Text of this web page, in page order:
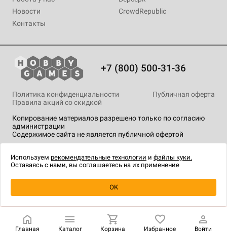
Купить| 3 490 ₽
Новости
Контакты
CrowdRepublic
+7 (800) 500-31-36
Копирование материалов разрешено только по согласию
администрации
Содержимое сайта не является публичной офертой
Политика конфиденциальности
Публичная оферта
Правила акций со скидкой
технологии.
Главная Каталог Корзина Избранное Войти
Используем рекомендательные технологии и файлы куки.
Оставаясь с нами, вы соглашаетесь на их применение
OK